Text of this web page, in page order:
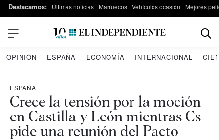
Destacamos: Últimas noticias Marruecos Vehículos ocasión Mejores
OPINIÓN ESPAÑA ECONOMÍA INTERNACIONAL
ESPAÑA
Crece la tensión por la moción
en Castilla y León mientras Cs
pide una reunión del Pacto